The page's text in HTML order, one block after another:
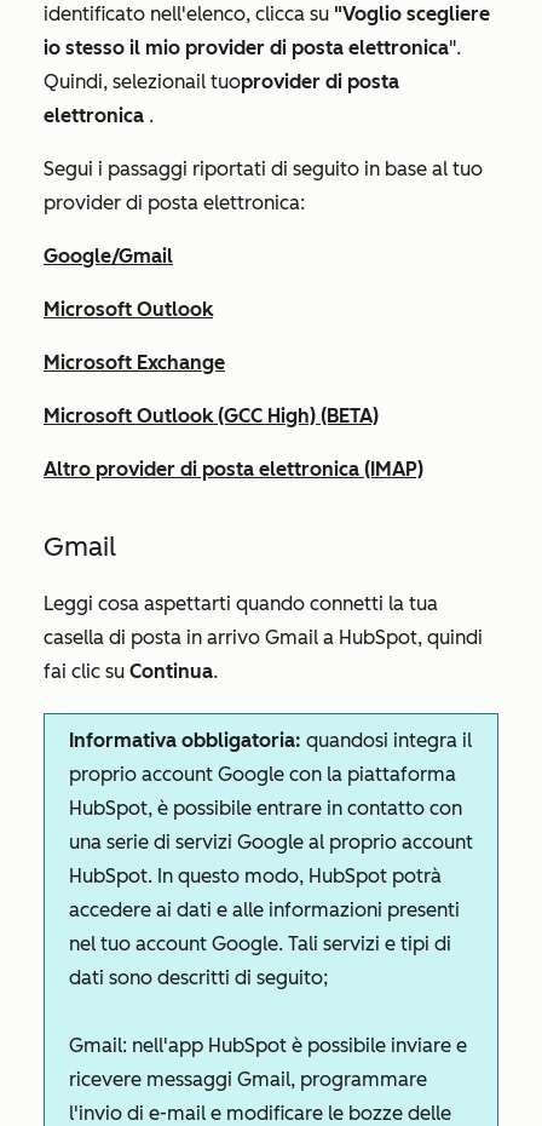
identificato nell'elenco, clicca su "Voglio scegliere
io stesso il mio provider di posta elettronica".
Quindi, selezionail tuoprovider di posta
elettronica .
Segui i passaggi riportati di seguito in base al tuo
provider di posta elettronica:
Google/Gmail
Microsoft Outlook
Microsoft Exchange
Microsoft Outlook (GCC High) (BETA)
Altro provider di posta elettronica (IMAP)
Gmail
Leggi cosa aspettarti quando connetti la tua
casella di posta in arrivo Gmail a HubSpot, quindi
fai clic su Continua.
Informativa obbligatoria: quandosi integra il
proprio account Google con la piattaforma
HubSpot, è possibile entrare in contatto con
una serie di servizi Google al proprio account
HubSpot. In questo modo, HubSpot potrà
accedere ai dati e alle informazioni presenti
nel tuo account Google. Tali servizi e tipi di
dati sono descritti di seguito;
Gmail: nell'app HubSpot è possibile inviare e
ricevere messaggi Gmail, programmare
l'invio di e-mail e modificare le bozze delle